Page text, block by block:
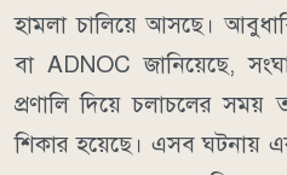
হামলা চালিয়ে আসছে।
বা ADNOC জানিয়েছে,
প্রণালি দিয়ে চলাচলের সময়
শিকার হয়েছে। এসব ঘটনায়